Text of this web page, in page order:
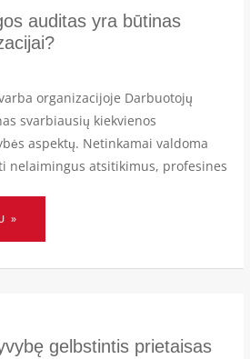
auditas yra būtinas
organizacijoje Darbuotojų
svarbiausių kiekvienos
aspektų. Netinkamai valdoma
nelaimingus atsitikimus, profesines
»
gelbstintis prietaisas